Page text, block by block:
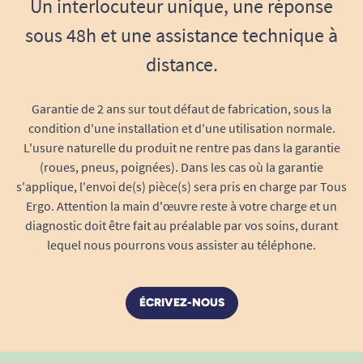
vie du produit.
Emballage compactpour un rangement
aisé et une distribution rapide.
dermatologiquement: testés sur peau
sensible pour minimiser tout risque
d’allergie.
Écolabel: choix responsable pour la
planète.
Un produit pensé pour votre liberté,
votre confort… et votre sérénité
chaque journée sans compromis entre sécurité,
confort et discrétion. Parfaitement adaptée aux
protection de haute qualité favorise l’autonomie
Un interlocuteur unique, une réponse
sous 48h et une assistance technique à
distance.
Garantie de 2 ans sur tout défaut de fabrication, sous la
condition d'une installation et d'une utilisation normale.
L'usure naturelle du produit ne rentre pas dans la garantie
(roues, pneus, poignées). Dans les cas où la garantie
s'applique, l'envoi de(s) pièce(s) sera pris en charge par Tous
Ergo. Attention la main d'œuvre reste à votre charge et un
diagnostic doit être fait au préalable par vos soins, durant
lequel nous pourrons vous assister au téléphone.
ÉCRIVEZ-NOUS